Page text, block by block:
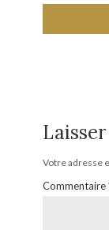
Votre adresse
Commentaire